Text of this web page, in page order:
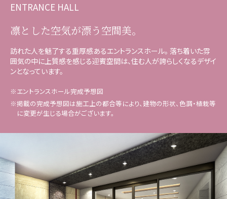
ENTRANCE HALL
凛とした空気が漂う空間美。
訪れた人を魅了する重厚感あるエントランスホール。 落ち着いた雰
囲気の中に上質感を感じる迎賓空間は、住む人が誇らしくなるデザイ
ンとなっています。
※エントランスホール完成予想図
※掲載の完成予想図は施工上の都合等により、建物の形状、色調・植栽等
に変更が生じる場合がございます。